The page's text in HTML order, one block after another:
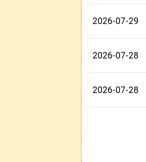
2026-07-29
2026-07-28
2026-07-28